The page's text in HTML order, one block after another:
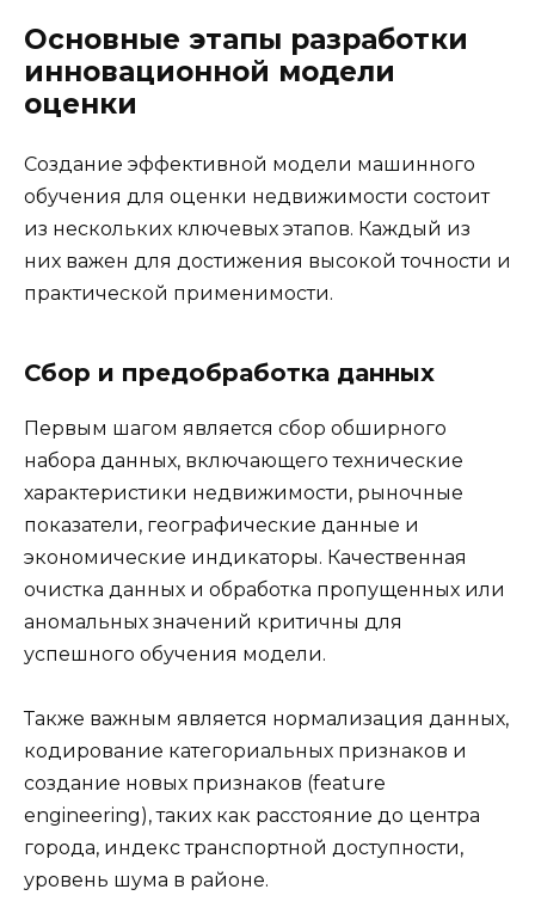
Основные этапы разработки
инновационной модели
оценки
Создание эффективной модели машинного
обучения для оценки недвижимости состоит
из нескольких ключевых этапов. Каждый из
них важен для достижения высокой точности и
практической применимости.
Сбор и предобработка данных
Первым шагом является сбор обширного
набора данных, включающего технические
характеристики недвижимости, рыночные
показатели, географические данные и
экономические индикаторы. Качественная
очистка данных и обработка пропущенных или
аномальных значений критичны для
успешного обучения модели.
Также важным является нормализация данных,
кодирование категориальных признаков и
создание новых признаков (feature
engineering), таких как расстояние до центра
города, индекс транспортной доступности,
уровень шума в районе.